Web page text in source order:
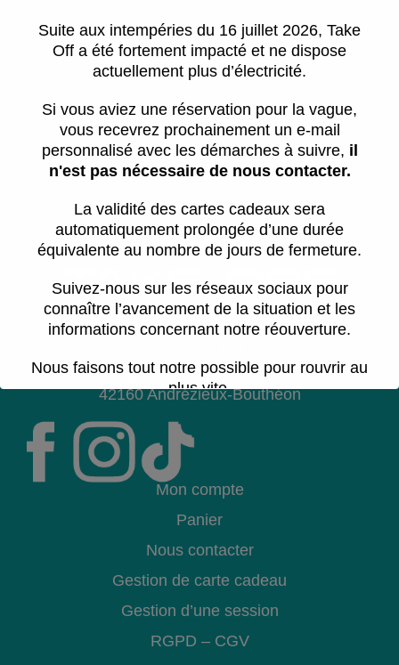
Le jour de la session
Quel matériel ?
Peut-on louer du matériel ?
Comment déplacer au annuler une session ?
8 Rue Dorine Bourneton
42160 Andrézieux-Bouthéon
Mon compte
Panier
Nous contacter
Gestion de carte cadeau
Gestion d’une session
RGPD – CGV
Suite aux intempéries du 16 juillet 2026, Take
Off a été fortement impacté et ne dispose
actuellement plus d’électricité.
Si vous aviez une réservation pour la vague,
vous recevrez prochainement un e-mail
personnalisé avec les démarches à suivre, il
n'est pas nécessaire de nous contacter.
La validité des cartes cadeaux sera
automatiquement prolongée d’une durée
équivalente au nombre de jours de fermeture.
Suivez-nous sur les réseaux sociaux pour
connaître l’avancement de la situation et les
informations concernant notre réouverture.
Nous faisons tout notre possible pour rouvrir au
plus vite.
Cette période est difficile pour toute l’équipe.
Nous vous remercions pour votre
votre compréhension et votre soutien.